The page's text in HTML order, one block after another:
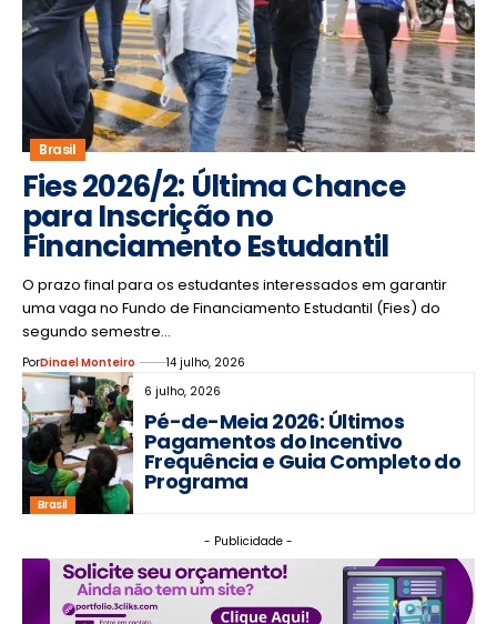
Brasil
Fies 2026/2: Última Chance
para Inscrição no
Financiamento Estudantil
O prazo final para os estudantes interessados em garantir
uma vaga no Fundo de Financiamento Estudantil (Fies) do
segundo semestre…
PorDinael Monteiro
14 julho, 2026
6 julho, 2026
Pé-de-Meia 2026: Últimos
Pagamentos do Incentivo
Frequência e Guia Completo do
Programa
Brasil
- Publicidade -